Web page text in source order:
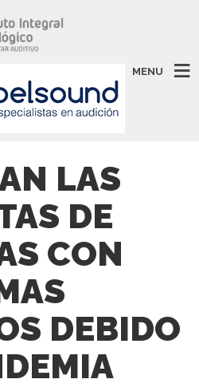
MENU
LAS
DE
CON
DEBIDO